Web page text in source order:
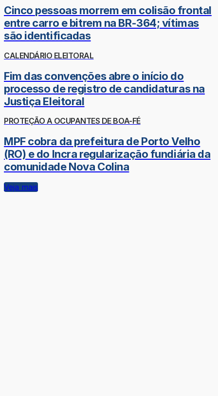
Cinco pessoas morrem em colisão frontal
entre carro e bitrem na BR-364; vítimas
são identificadas
CALENDÁRIO ELEITORAL
Fim das convenções abre o início do
processo de registro de candidaturas na
Justiça Eleitoral
PROTEÇÃO A OCUPANTES DE BOA-FÉ
MPF cobra da prefeitura de Porto Velho
(RO) e do Incra regularização fundiária da
comunidade Nova Colina
Veja mais